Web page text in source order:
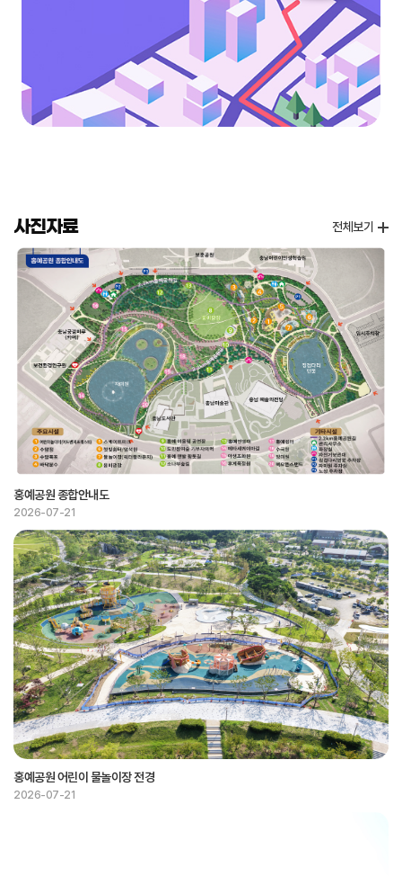
사진자료 전체보기
홍예공원 종합안내도
2026-07-21
홍예공원 어린이 물놀이장 전경
2026-07-21